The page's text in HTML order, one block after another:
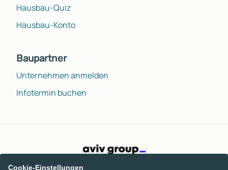
Hausbau-Quiz
Hausbau-Konto
Baupartner
Unternehmen anmelden
Infotermin buchen
Cookie-Einstellungen